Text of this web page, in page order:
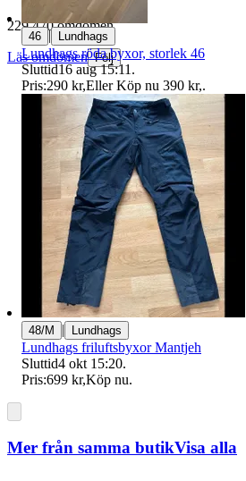
229 470 omdömen
Läs omdömen Följ
46 | Lundhags
Lundhags röda byxor, storlek 46
Sluttid16 aug 15:11 .
Pris:290 kr,Eller Köp nu 390 kr,.
48/M | Lundhags
Lundhags friluftsbyxor Mantjeh
Sluttid4 okt 15:20.
Pris:699 kr,Köp nu.
Mer från samma butikVisa alla